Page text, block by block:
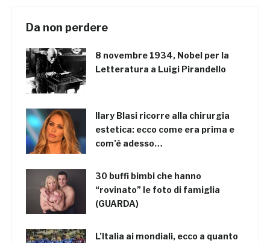
Da non perdere
8 novembre 1934, Nobel per la
Letteratura a Luigi Pirandello
Ilary Blasi ricorre alla chirurgia
estetica: ecco come era prima e
com’è adesso…
30 buffi bimbi che hanno
“rovinato” le foto di famiglia
(GUARDA)
L’Italia ai mondiali, ecco a quanto